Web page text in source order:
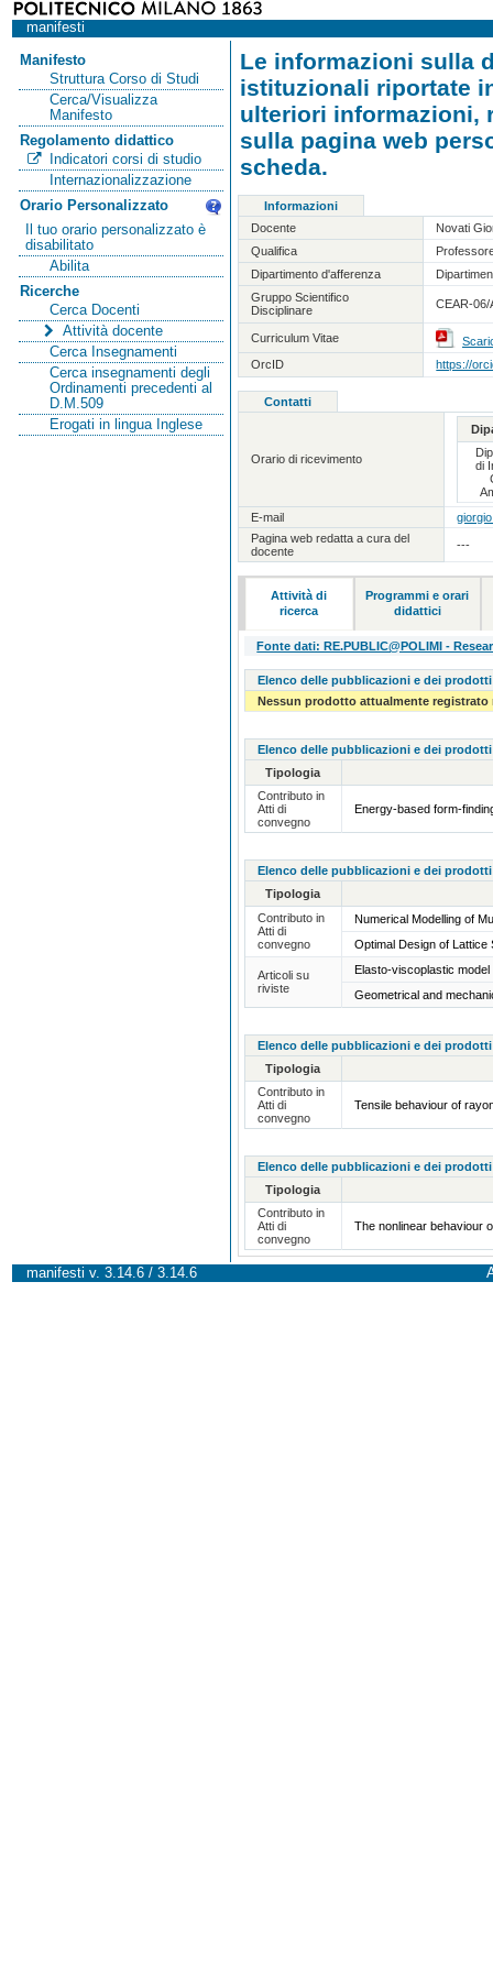
manifesti
Manifesto
Struttura Corso di Studi
Cerca/Visualizza
Manifesto
Regolamento didattico
Indicatori corsi di studio
Internazionalizzazione
Orario Personalizzato
Il tuo orario personalizzato è
disabilitato
Abilita
Ricerche
Cerca Docenti
Attività docente
Cerca Insegnamenti
Cerca insegnamenti degli
Ordinamenti precedenti al
D.M.509
Erogati in lingua Inglese
Le informazioni sulla
istituzionali riportate
ulteriori informazioni,
sulla pagina web
scheda.
Informazioni
Docente
Novati
Qualifica
Dipartimento d'afferenza
Gruppo Scientifico
Disciplinare
CEAR-06/
Curriculum Vitae
OrcID
https://
Contatti
Orario di ricevimento
di
E-mail
Pagina web redatta a cura del
docente
---
Attività di
ricerca
Programmi e orari
didattici
Fonte dati: RE.PUBLIC@POLIMI -
Elenco delle pubblicazioni e dei
Nessun prodotto attualmente registrato
Elenco delle pubblicazioni e dei
Tipologia
Contributo in
Atti di
convegno
Energy-based form-
Elenco delle pubblicazioni e dei
Tipologia
Contributo in
Atti di
convegno
Numerical Modelling of
Optimal Design of
Articoli su
riviste
Elasto-viscoplastic
Geometrical and
Elenco delle pubblicazioni e dei
Tipologia
Contributo in
Atti di
convegno
Tensile behaviour of
Elenco delle pubblicazioni e dei
Tipologia
Contributo in
Atti di
convegno
The nonlinear behaviour
manifesti v. 3.14.6 / 3.14.6